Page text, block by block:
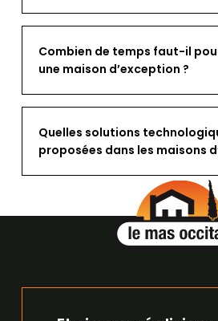
Combien de temps faut-il
une maison d’exception ?
Quelles solutions
proposées dans les maisons